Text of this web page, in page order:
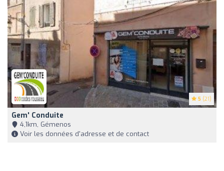
5 (21)
Gem' Conduite
4,1km, Gémenos
Voir les données d'adresse et de contact